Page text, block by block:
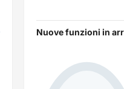
Nuove funzioni in